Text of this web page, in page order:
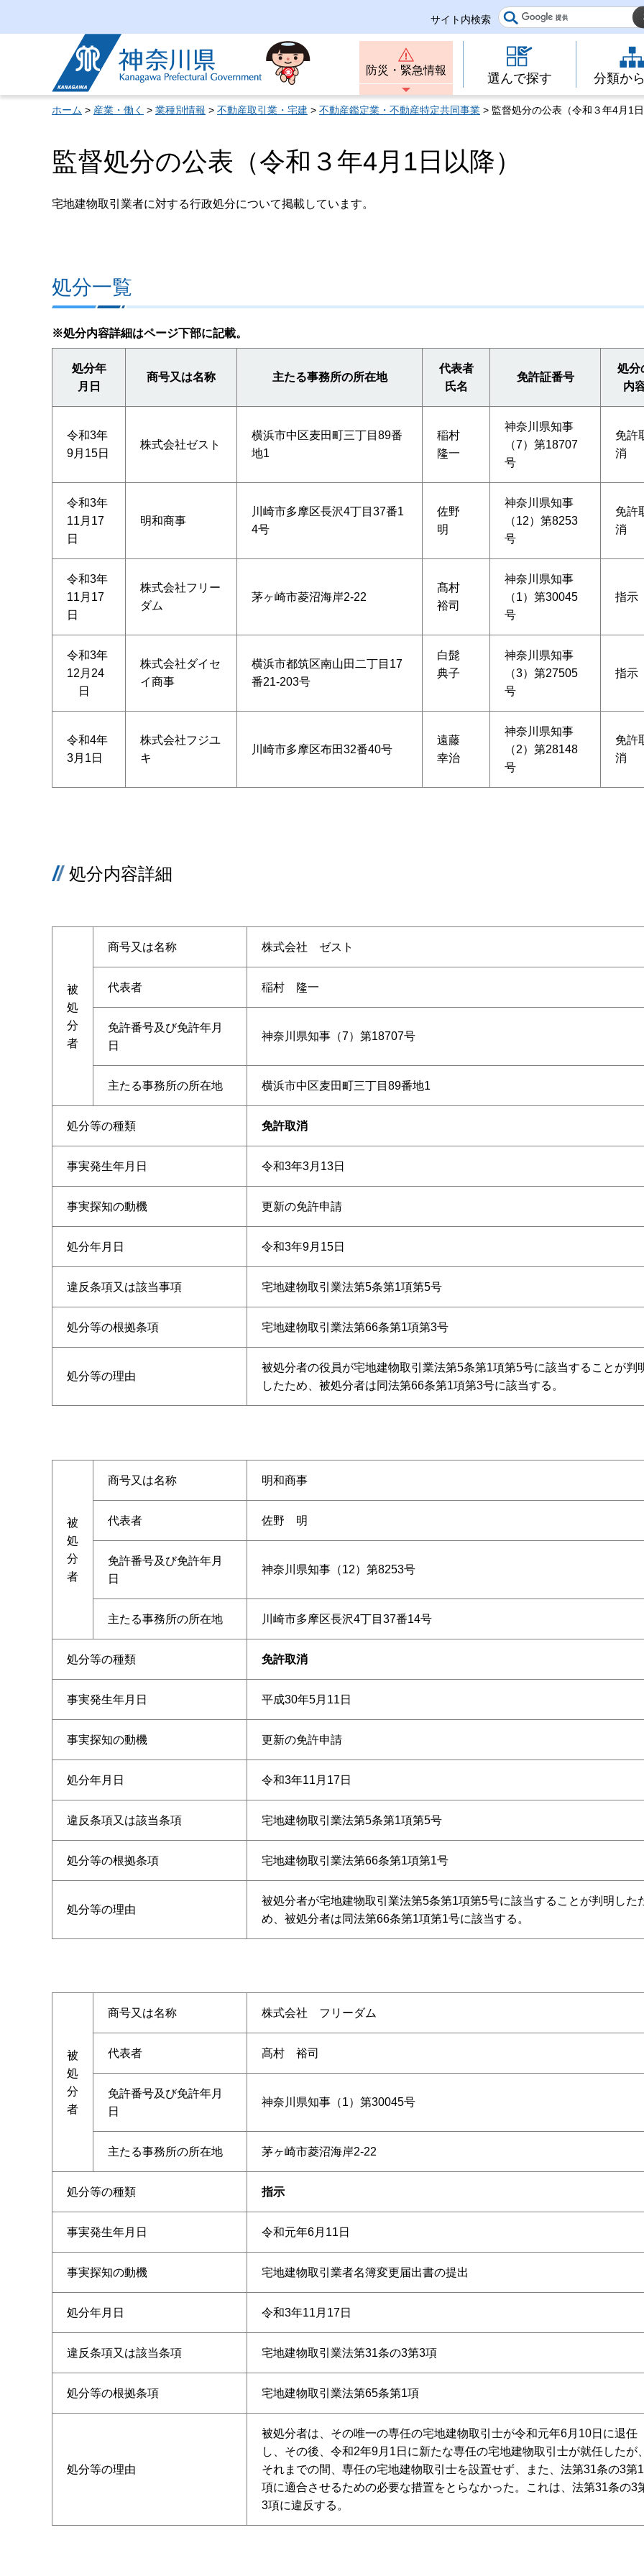
サイト内検索
神奈川県
防災・緊急情報
選んで探す 分類か
ホーム > 産業・働く > 業種別情報 > 不動産取引業・宅建 > 不動産鑑定業・不動産特定共同事業 > 監督処分の公表（令和３年4月1
監督処分の公表（令和３年4月1日以降）
宅地建物取引業者に対する行政処分について掲載しています。
処分一覧
※処分内容詳細はページ下部に記載。
処分年
月日
商号又は名称 主たる事務所の所在地
代表者
氏名
免許証番号
処分
内
令和3年
9月15日
株式会社ゼスト
横浜市中区麦田町三丁目89番
地1
稲村
隆一
神奈川県知事
（7）第18707
号
免許
消
令和3年
11月17
日
明和商事
川崎市多摩区長沢4丁目37番1
4号
佐野
明
神奈川県知事
（12）第8253
号
免許
消
令和3年
11月17
日
株式会社フリー
ダム
茅ヶ崎市菱沼海岸2-22
髙村
裕司
神奈川県知事
（1）第30045
号
指示
令和3年
12月24
日
株式会社ダイセ
イ商事
横浜市都筑区南山田二丁目17
番21-203号
白髭
典子
神奈川県知事
（3）第27505
号
指示
令和4年
3月1日
株式会社フジユ
キ
川崎市多摩区布田32番40号
遠藤
幸治
神奈川県知事
（2）第28148
号
免許
消
処分内容詳細
被
処
分
者
商号又は名称 株式会社 ゼスト
代表者 稲村 隆一
免許番号及び免許年月
日
神奈川県知事（7）第18707号
主たる事務所の所在地 横浜市中区麦田町三丁目89番地1
処分等の種類 免許取消
事実発生年月日 令和3年3月13日
事実探知の動機 更新の免許申請
処分年月日 令和3年9月15日
違反条項又は該当事項 宅地建物取引業法第5条第1項第5号
処分等の根拠条項 宅地建物取引業法第66条第1項第3号
処分等の理由
被処分者の役員が宅地建物取引業法第5条第1項第5号に該当することが判
したため、被処分者は同法第66条第1項第3号に該当する。
被
処
分
者
商号又は名称 明和商事
代表者 佐野 明
免許番号及び免許年月
日
神奈川県知事（12）第8253号
主たる事務所の所在地 川崎市多摩区長沢4丁目37番14号
処分等の種類 免許取消
事実発生年月日 平成30年5月11日
事実探知の動機 更新の免許申請
処分年月日 令和3年11月17日
違反条項又は該当条項 宅地建物取引業法第5条第1項第5号
処分等の根拠条項 宅地建物取引業法第66条第1項第1号
処分等の理由
被処分者が宅地建物取引業法第5条第1項第5号に該当することが判明した
め、被処分者は同法第66条第1項第1号に該当する。
被
処
分
者
商号又は名称 株式会社 フリーダム
代表者 髙村 裕司
免許番号及び免許年月
日
神奈川県知事（1）第30045号
主たる事務所の所在地 茅ヶ崎市菱沼海岸2-22
処分等の種類 指示
事実発生年月日 令和元年6月11日
事実探知の動機 宅地建物取引業者名簿変更届出書の提出
処分年月日 令和3年11月17日
違反条項又は該当条項 宅地建物取引業法第31条の3第3項
処分等の根拠条項 宅地建物取引業法第65条第1項
処分等の理由
被処分者は、その唯一の専任の宅地建物取引士が令和元年6月10日に退任
し、その後、令和2年9月1日に新たな専任の宅地建物取引士が就任したが
それまでの間、専任の宅地建物取引士を設置せず、また、法第31条の3第1
項に適合させるための必要な措置をとらなかった。これは、法第31条の3
3項に違反する。